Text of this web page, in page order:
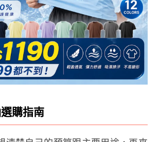
購指南